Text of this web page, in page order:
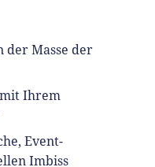
der Masse der
Ihrem
Event-
Imbiss